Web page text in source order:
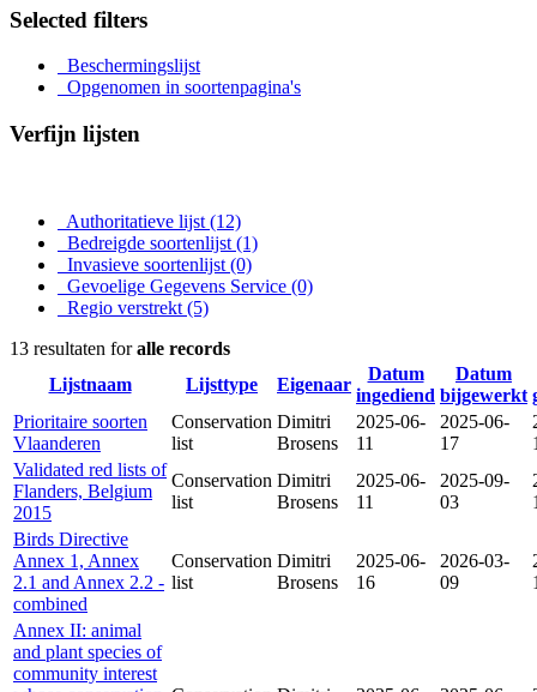
Selected filters
Beschermingslijst
Opgenomen in soortenpagina's
Verfijn lijsten
Authoritatieve lijst (12)
Bedreigde soortenlijst (1)
Invasieve soortenlijst (0)
Gevoelige Gegevens Service (0)
Regio verstrekt (5)
13 resultaten foralle records
Lijstnaam
Lijsttype Eigenaar
Datum
ingediend
Datum
bijgewerkt
Prioritaire soorten
Vlaanderen
Conservation
list
Dimitri
Brosens
2025-06-
11
2025-06-
17
Validated red lists of
Flanders, Belgium
2015
Conservation
list
Dimitri
Brosens
2025-06-
11
2025-09-
03
Birds Directive
Annex 1, Annex
2.1 and Annex 2.2 -
combined
Conservation
list
Dimitri
Brosens
2025-06-
16
2026-03-
09
Annex II: animal
and plant species of
community interest